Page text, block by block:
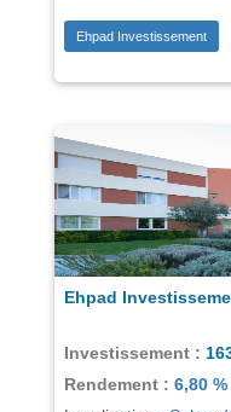
Ehpad Investissement
Ehpad
Investissement :
Rendement : 6,80 %